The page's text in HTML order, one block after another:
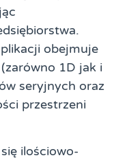
obejmuje
1D jak i
seryjnych oraz
przestrzeni
ilościowo-